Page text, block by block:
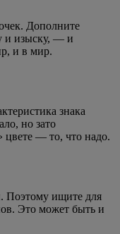
Дополните
и изыску, — и
и в мир.
знака
но зато
цвете — то, что надо.
Поэтому ищите для
Это может быть и